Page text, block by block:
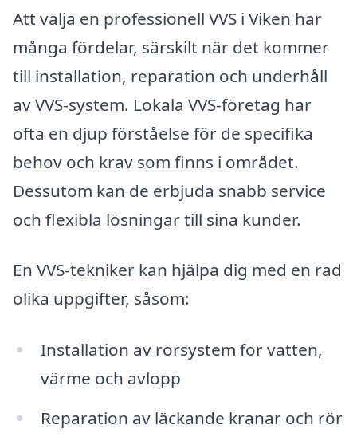
Att välja en professionell VVS i Viken har
många fördelar, särskilt när det kommer
till installation, reparation och underhåll
av VVS-system. Lokala VVS-företag har
ofta en djup förståelse för de specifika
behov och krav som finns i området.
Dessutom kan de erbjuda snabb service
och flexibla lösningar till sina kunder.
En VVS-tekniker kan hjälpa dig med en rad
olika uppgifter, såsom:
Installation av rörsystem för vatten,
värme och avlopp
Reparation av läckande kranar och rör